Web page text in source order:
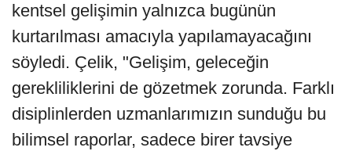
kentsel gelişimin yalnızca bugünün
kurtarılması amacıyla yapılamayacağını
söyledi. Çelik, "Gelişim, geleceğin
gerekliliklerini de gözetmek zorunda. Farklı
disiplinlerden uzmanlarımızın sunduğu bu
bilimsel raporlar, sadece birer tavsiye